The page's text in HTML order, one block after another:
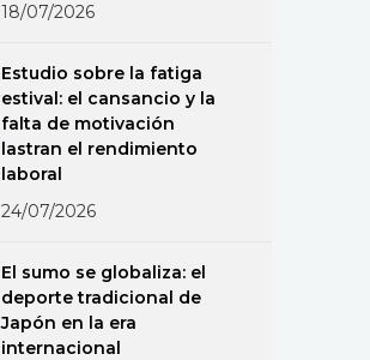
18/07/2026
Estudio sobre la fatiga
estival: el cansancio y la
falta de motivación
lastran el rendimiento
laboral
24/07/2026
El sumo se globaliza: el
deporte tradicional de
Japón en la era
internacional